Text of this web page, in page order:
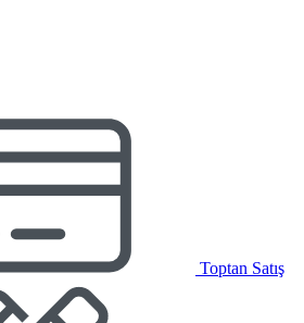
Toptan Satış